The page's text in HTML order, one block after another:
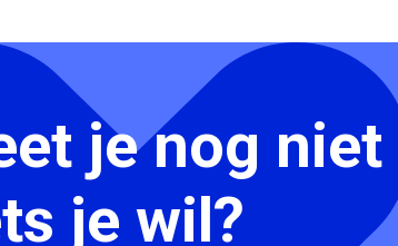
je nog
je wil?